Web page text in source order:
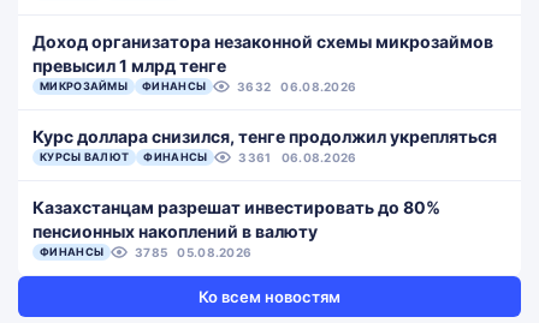
Доход организатора незаконной схемы микрозаймов
превысил 1 млрд тенге
МИКРОЗАЙМЫ ФИНАНСЫ 3632 06.08.2026
Курс доллара снизился, тенге продолжил укрепляться
КУРСЫ ВАЛЮТ ФИНАНСЫ 3361 06.08.2026
Казахстанцам разрешат инвестировать до 80%
пенсионных накоплений в валюту
ФИНАНСЫ 3785 05.08.2026
Ко всем новостям